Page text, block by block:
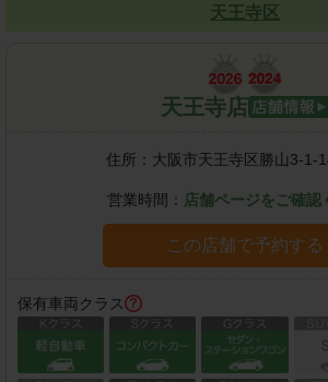
天王寺区
天王寺店
住所： 大阪市天王寺区勝山3-1-
営業時間： 店舗ページをご確認
この店舗で予約する
保有車両クラス